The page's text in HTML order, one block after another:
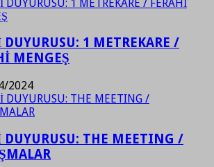
DUYURUSU: 1 METREKARE /
MENGEŞ
2024
DUYURUSU: THE MEETING /